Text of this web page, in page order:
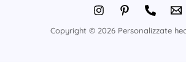
Copyright © 2026 Personalizzate